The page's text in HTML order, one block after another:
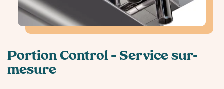
Portion Control – Service sur-
mesure